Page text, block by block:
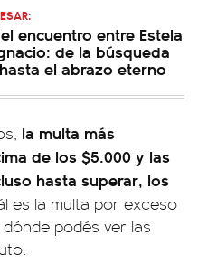
encuentro entre Estela
de la búsqueda
el abrazo eterno
la multa más
de los $5.000 y las
hasta superar, los
es la multa por exceso
podés ver las